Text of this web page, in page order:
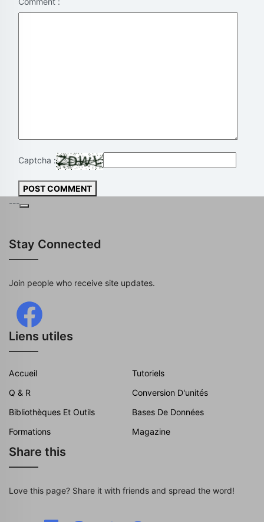
Captcha :
POST COMMENT
---
Stay Connected
Join people who receive site updates.
Liens utiles
Accueil
Tutoriels
Q & R
Conversion D'unités
Bibliothèques Et Outils
Bases De Données
Formations
Magazine
Share this
Love this page? Share it with friends and spread the word!